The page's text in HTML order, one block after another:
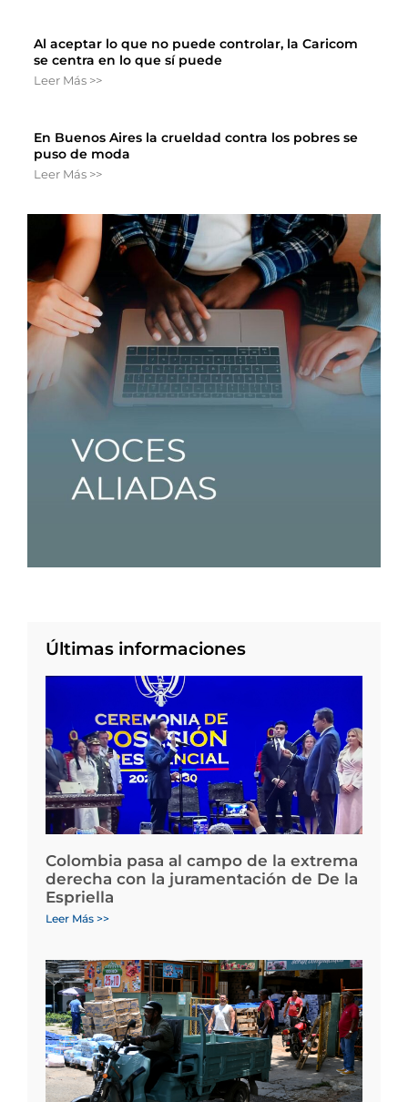
Al aceptar lo que no puede controlar, la Caricom
se centra en lo que sí puede
Leer Más >>
En Buenos Aires la crueldad contra los pobres se
puso de moda
Leer Más >>
Últimas informaciones
Colombia pasa al campo de la extrema
derecha con la juramentación de De la
Espriella
Leer Más >>